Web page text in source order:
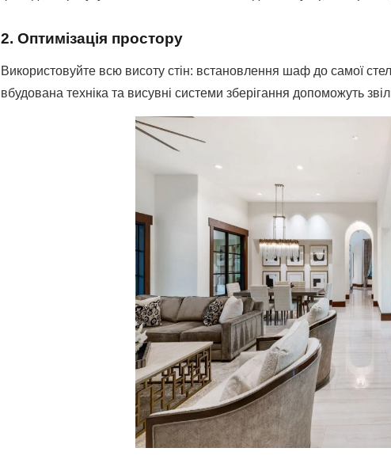
2. Оптимізація простору
Використовуйте всю висоту стін: встановлення шаф до самої
вбудована техніка та висувні системи зберігання допоможуть